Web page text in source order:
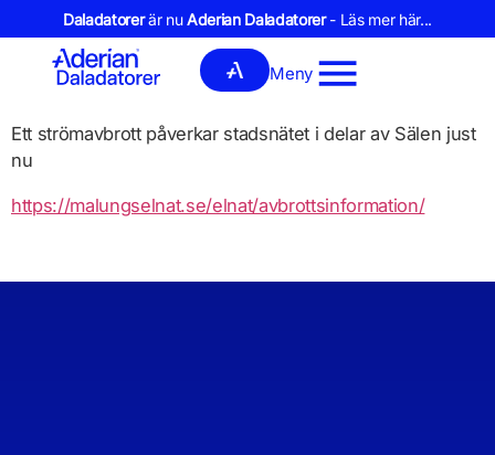
Daladatorerär nuAderian Daladatorer- Läs mer här...
Meny
Ett strömavbrott påverkar stadsnätet i delar av Sälen just
nu
https://malungselnat.se/elnat/avbrottsinformation/